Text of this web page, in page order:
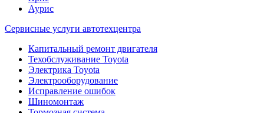
Аурис
Сервисные услуги автотехцентра
Капитальный ремонт двигателя
Техобслуживание Toyota
Электрика Toyota
Электрооборудование
Исправление ошибок
Шиномонтаж